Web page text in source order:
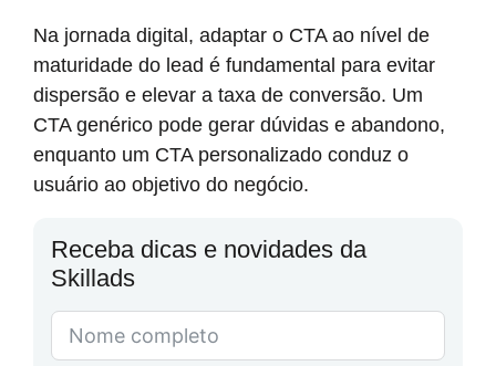
Na jornada digital, adaptar o CTA ao nível de
maturidade do lead é fundamental para evitar
dispersão e elevar a taxa de conversão. Um
CTA genérico pode gerar dúvidas e abandono,
enquanto um CTA personalizado conduz o
usuário ao objetivo do negócio.
Receba dicas e novidades da
Skillads